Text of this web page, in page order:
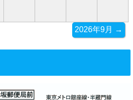
2026年9月 →